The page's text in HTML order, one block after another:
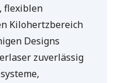
flexiblen
Kilohertzbereich
Designs
zuverlässig